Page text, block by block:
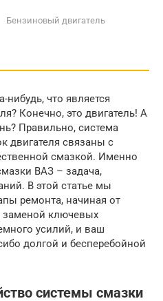
Бензиновый двигатель
что является
Конечно, это двигатель! А
Правильно, система
двигателя связаны с
смазкой. Именно
ВАЗ – задача,
В этой статье мы
ремонта, начиная от
заменой ключевых
усилий, и ваш
долгой и бесперебойной
системы смазки